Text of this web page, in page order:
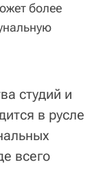
более
студий и
в русле
всего